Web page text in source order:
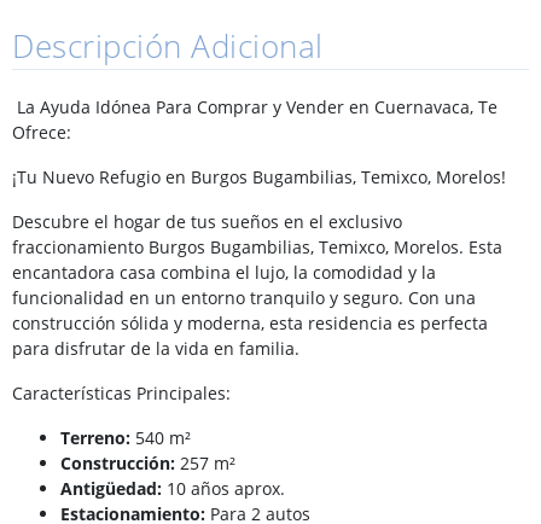
Descripción Adicional
La Ayuda Idónea Para Comprar y Vender en Cuernavaca, Te
Ofrece:
¡Tu Nuevo Refugio en Burgos Bugambilias, Temixco, Morelos!
Descubre el hogar de tus sueños en el exclusivo
fraccionamiento Burgos Bugambilias, Temixco, Morelos. Esta
encantadora casa combina el lujo, la comodidad y la
funcionalidad en un entorno tranquilo y seguro. Con una
construcción sólida y moderna, esta residencia es perfecta
para disfrutar de la vida en familia.
Características Principales:
Terreno: 540 m²
Construcción: 257 m²
Antigüedad: 10 años aprox.
Estacionamiento: Para 2 autos